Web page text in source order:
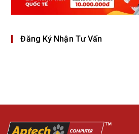
Đăng Ký Nhận Tư Vấn